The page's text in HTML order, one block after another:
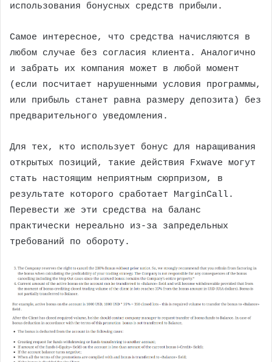
использования бонусных средств прибыли.
Самое интересное, что средства начисляются в
любом случае без согласия клиента. Аналогично
и забрать их компания может в любой момент
(если посчитает нарушенными условия программы,
или прибыль станет равна размеру депозита) без
предварительного уведомления.
Для тех, кто использует бонус для наращивания
открытых позиций, такие действия Fxwave могут
стать настоящим неприятным сюрпризом, в
результате которого сработает MarginCall.
Перевести же эти средства на баланс
практически нереально из-за запредельных
требований по обороту.